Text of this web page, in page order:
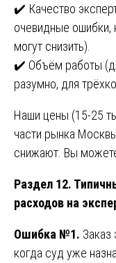
✔️ Качество
очевидные ошибки,
могут снизить).
✔️ Объём работы
разумно, для
Наши цены (15-25
части рынка
снижают. Вы
Раздел 12.
расходов на
Ошибка №1. Заказ
когда суд уже